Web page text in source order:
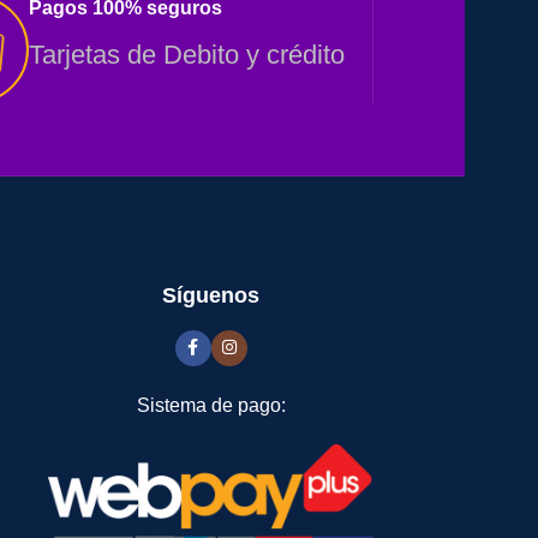
Pagos 100% seguros
Tarjetas de Debito y crédito
Síguenos
Sistema de pago: